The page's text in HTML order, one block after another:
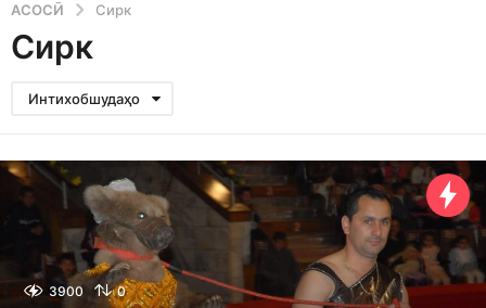
АСОСӢ Сирк
Сирк
Интихобшудаҳо
3900 0